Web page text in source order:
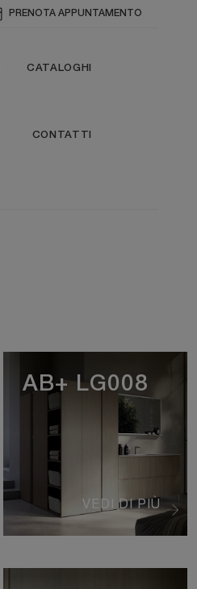
PRENOTA APPUNTAMENTO
CATALOGHI
CONTATTI
VEDI DI PIÙ
AB+ LG008